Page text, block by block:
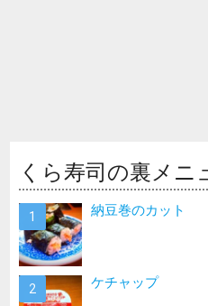
くら寿司の裏メニ
納豆巻のカット
ケチャップ